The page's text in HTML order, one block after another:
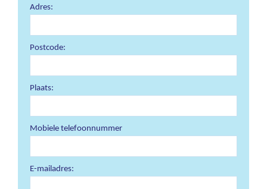
Adres:
Postcode:
Plaats:
Mobiele telefoonnummer
E-mailadres: